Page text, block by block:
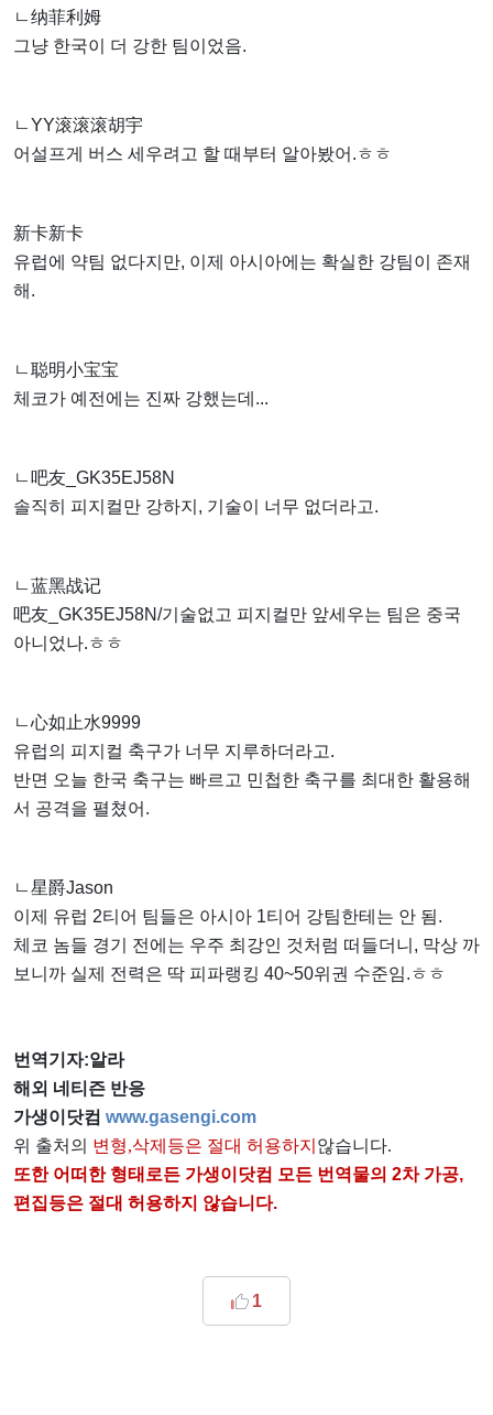
ㄴ纳菲利姆
그냥 한국이 더 강한 팀이었음.
ㄴYY滚滚滚胡宇
어설프게 버스 세우려고 할 때부터 알아봤어.ㅎㅎ
新卡新卡
유럽에 약팀 없다지만, 이제 아시아에는 확실한 강팀이 존재
해.
ㄴ聪明小宝宝
체코가 예전에는 진짜 강했는데...
ㄴ吧友_GK35EJ58N
솔직히 피지컬만 강하지, 기술이 너무 없더라고.
ㄴ蓝黑战记
吧友_GK35EJ58N/기술없고 피지컬만 앞세우는 팀은 중국
아니었나.ㅎㅎ
ㄴ心如止水9999
유럽의 피지컬 축구가 너무 지루하더라고.
반면 오늘 한국 축구는 빠르고 민첩한 축구를 최대한 활용해
서 공격을 펼쳤어.
ㄴ星爵Jason
이제 유럽 2티어 팀들은 아시아 1티어 강팀한테는 안 됨.
체코 놈들 경기 전에는 우주 최강인 것처럼 떠들더니, 막상 까
보니까 실제 전력은 딱 피파랭킹 40~50위권 수준임.ㅎㅎ
번역기자:알라
해외 네티즌 반응
가생이닷컴 www.gasengi.com
위 출처의 변형,삭제등은 절대 허용하지 않습니다.
또한 어떠한 형태로든 가생이닷컴 모든 번역물의 2차 가공,
편집등은 절대 허용하지 않습니다.
1